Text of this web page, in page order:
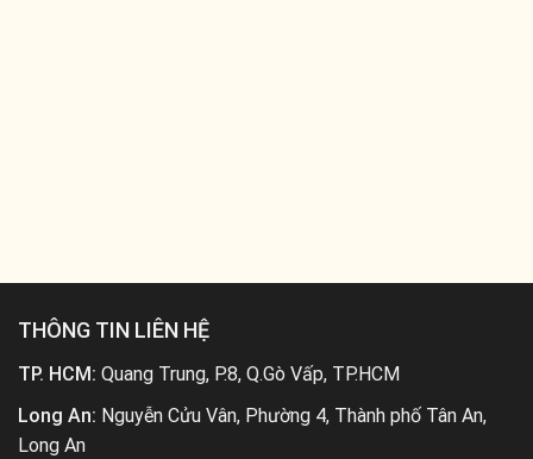
THÔNG TIN LIÊN HỆ
TP. HCM: Quang Trung, P.8, Q.Gò Vấp, TP.HCM
Long An: Nguyễn Cửu Vân, Phường 4, Thành phố Tân An,
Long An